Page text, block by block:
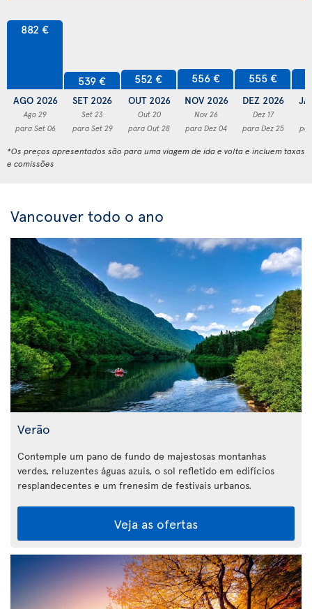
882 €
AGO 2026
Ago 29
para Set 06
539 €
SET 2026
Set 23
para Set 29
552 €
OUT 2026
Out 20
para Out 28
556 €
NOV 2026
Nov 26
para Dez 04
555 €
DEZ 2026
Dez 17
para Dez 25
*Os preços apresentados são para uma viagem de ida e volta e incluem taxas
e comissões
Vancouver todo o ano
Verão
Contemple um pano de fundo de majestosas montanhas
verdes, reluzentes águas azuis, o sol refletido em edifícios
resplandecentes e um frenesim de festivais urbanos.
Veja as ofertas